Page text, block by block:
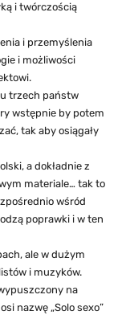
i twórczością
i przemyślenia
i możliwości
trzech państw
wstępnie by potem
tak aby osiągały
a dokładnie z
materiale… tak to
wśród
poprawki i w ten
ale w dużym
i muzyków.
na
nazwę „Solo sexo”